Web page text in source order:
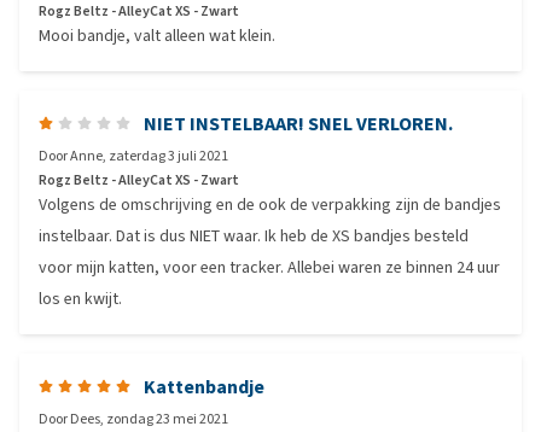
Rogz Beltz - AlleyCat XS - Zwart
Mooi bandje, valt alleen wat klein.
NIET INSTELBAAR! SNEL VERLOREN.
DoorAnne, zaterdag 3 juli 2021
Rogz Beltz - AlleyCat XS - Zwart
Volgens de omschrijving en de ook de verpakking zijn de bandjes
instelbaar. Dat is dus NIET waar. Ik heb de XS bandjes besteld
voor mijn katten, voor een tracker. Allebei waren ze binnen 24 uur
los en kwijt.
Kattenbandje
DoorDees, zondag 23 mei 2021